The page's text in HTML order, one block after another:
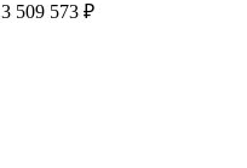
3 509 573 ₽